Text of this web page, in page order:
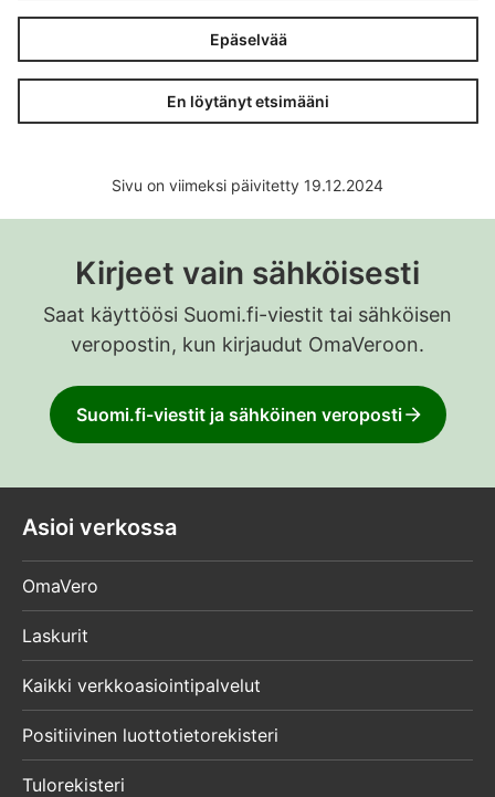
Epäselvää
En löytänyt etsimääni
Sivu on viimeksi päivitetty 19.12.2024
Kirjeet vain sähköisesti
Saat käyttöösi Suomi.fi-viestit tai sähköisen
veropostin, kun kirjaudut OmaVeroon.
Suomi.fi-viestit ja sähköinen veroposti
Asioi verkossa
OmaVero
Laskurit
Kaikki verkkoasiointipalvelut
Positiivinen luottotietorekisteri
Tulorekisteri